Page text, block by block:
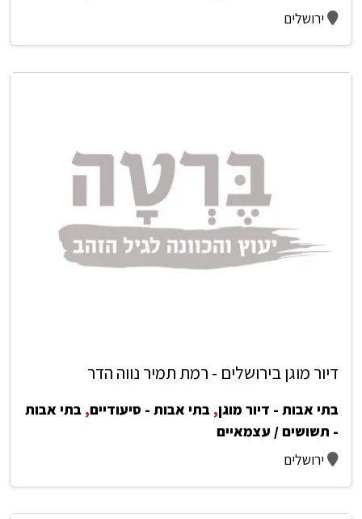
ירושלים
דיור מוגן בירושלים - רמת תמיר נווה הדר
בתי אבות - דיור מוגן, בתי אבות - סיעודיים, בתי אבות
- תשושים / עצמאיים
ירושלים